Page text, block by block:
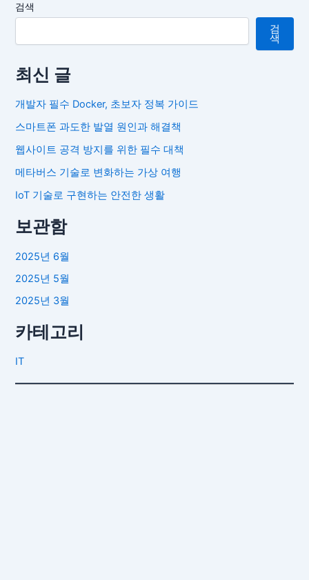
검색
검
색
최신 글
개발자 필수 Docker, 초보자 정복 가이드
스마트폰 과도한 발열 원인과 해결책
웹사이트 공격 방지를 위한 필수 대책
메타버스 기술로 변화하는 가상 여행
IoT 기술로 구현하는 안전한 생활
보관함
2025년 6월
2025년 5월
2025년 3월
카테고리
IT